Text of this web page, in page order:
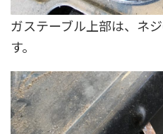
ガステーブル上部は、ネ
す。